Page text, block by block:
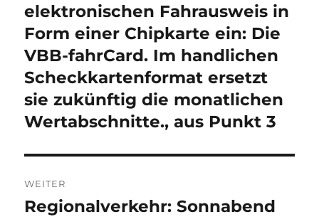
elektronischen Fahrausweis in
Form einer Chipkarte ein: Die
VBB-fahrCard. Im handlichen
Scheckkartenformat ersetzt
sie zukünftig die monatlichen
Wertabschnitte., aus Punkt 3
WEITER
Nächster
Regionalverkehr: Sonnabend